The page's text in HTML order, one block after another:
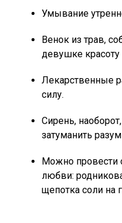
Умывание
Венок из трав,
девушке красоту
Лекарственные
силу.
Сирень,
затуманить
Можно провести
любви:
щепотка соли на